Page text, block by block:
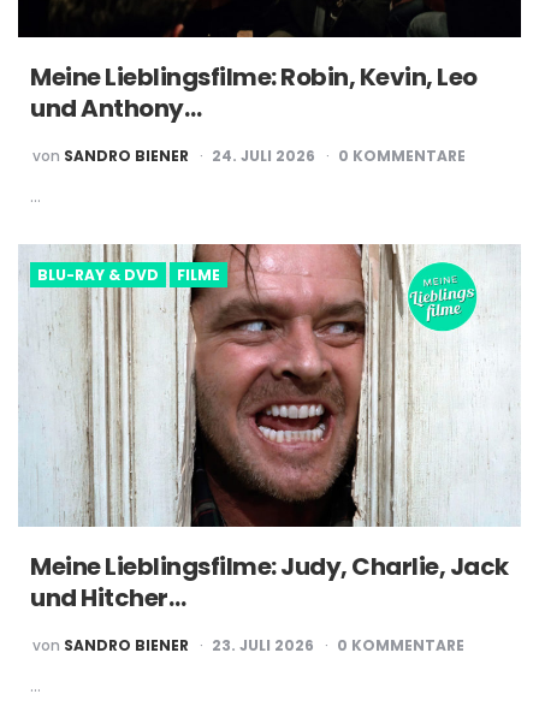
Meine Lieblingsfilme: Robin, Kevin, Leo
und Anthony…
POSTED
BY
von SANDRO BIENER 24. JULI 2026 0 KOMMENTARE
…
BLU-RAY & DVD FILME
Meine Lieblingsfilme: Judy, Charlie, Jack
und Hitcher…
POSTED
BY
von SANDRO BIENER 23. JULI 2026 0 KOMMENTARE
…